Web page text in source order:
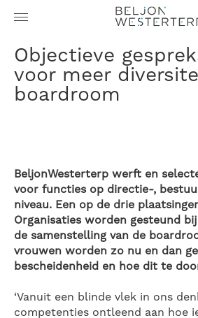
Objectieve gesprekspartner
voor meer
boardroom
BeljonWesterterp werft en
voor functies op directie-,
niveau. Een op de drie
Organisaties worden gesteund
de samenstelling van de
vrouwen worden zo nu en dan
bescheidenheid en hoe dit te
‘Vanuit een blinde vlek in ons
competenties ontleend aan hoe